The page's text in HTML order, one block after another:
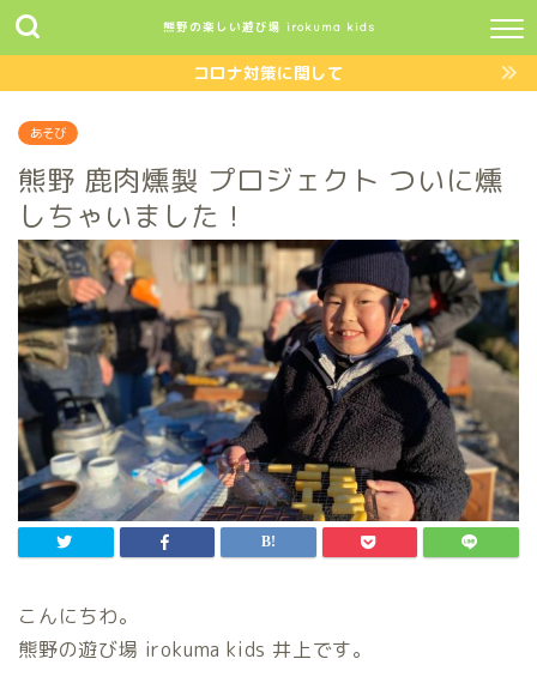
熊野の楽しい遊び場 irokuma kids
コロナ対策に関して
あそび
熊野 鹿肉燻製 プロジェクト ついに燻
しちゃいました！
こんにちわ。
熊野の遊び場 irokuma kids 井上です。